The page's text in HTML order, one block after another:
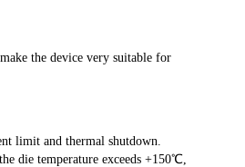
the device very suitable for
limit and thermal shutdown.
die temperature exceeds +150℃,